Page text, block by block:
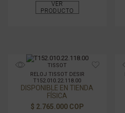
VER
PRODUCTO
TISSOT
RELOJ TISSOT DESIR
T152.010.22.118.00
$ 2.765.000 COP
DISPONIBLE EN TIENDA
FÍSICA